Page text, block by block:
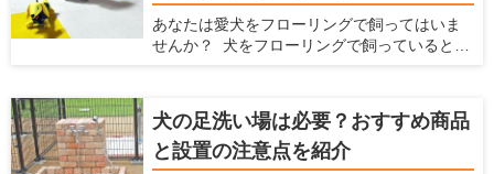
なタイルを選べばいいかを解説するととも
に、おすすめのタイルを紹介します。 ペット
を飼っていて、床をタイルにするか検討して
あなたは愛犬をフローリングで飼ってはいま
せんか？ 犬をフローリングで飼っていると、
の足音、フローリングに染みつく臭いなどで
す。こういった悩みを解消するには、カー
ペットを敷くことをおすすめします。 ここで
犬の足洗い場は必要？おすすめ商品
と設置の注意点を紹介